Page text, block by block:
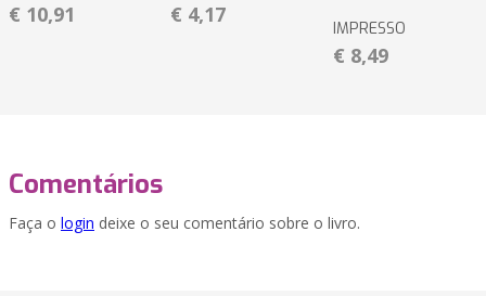
€ 10,91 € 4,17
IMPRESSO
€ 8,49
Comentários
Faça o login deixe o seu comentário sobre o livro.